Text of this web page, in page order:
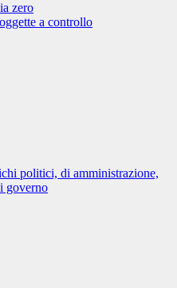
zero
a controllo
politici, di amministrazione,
governo